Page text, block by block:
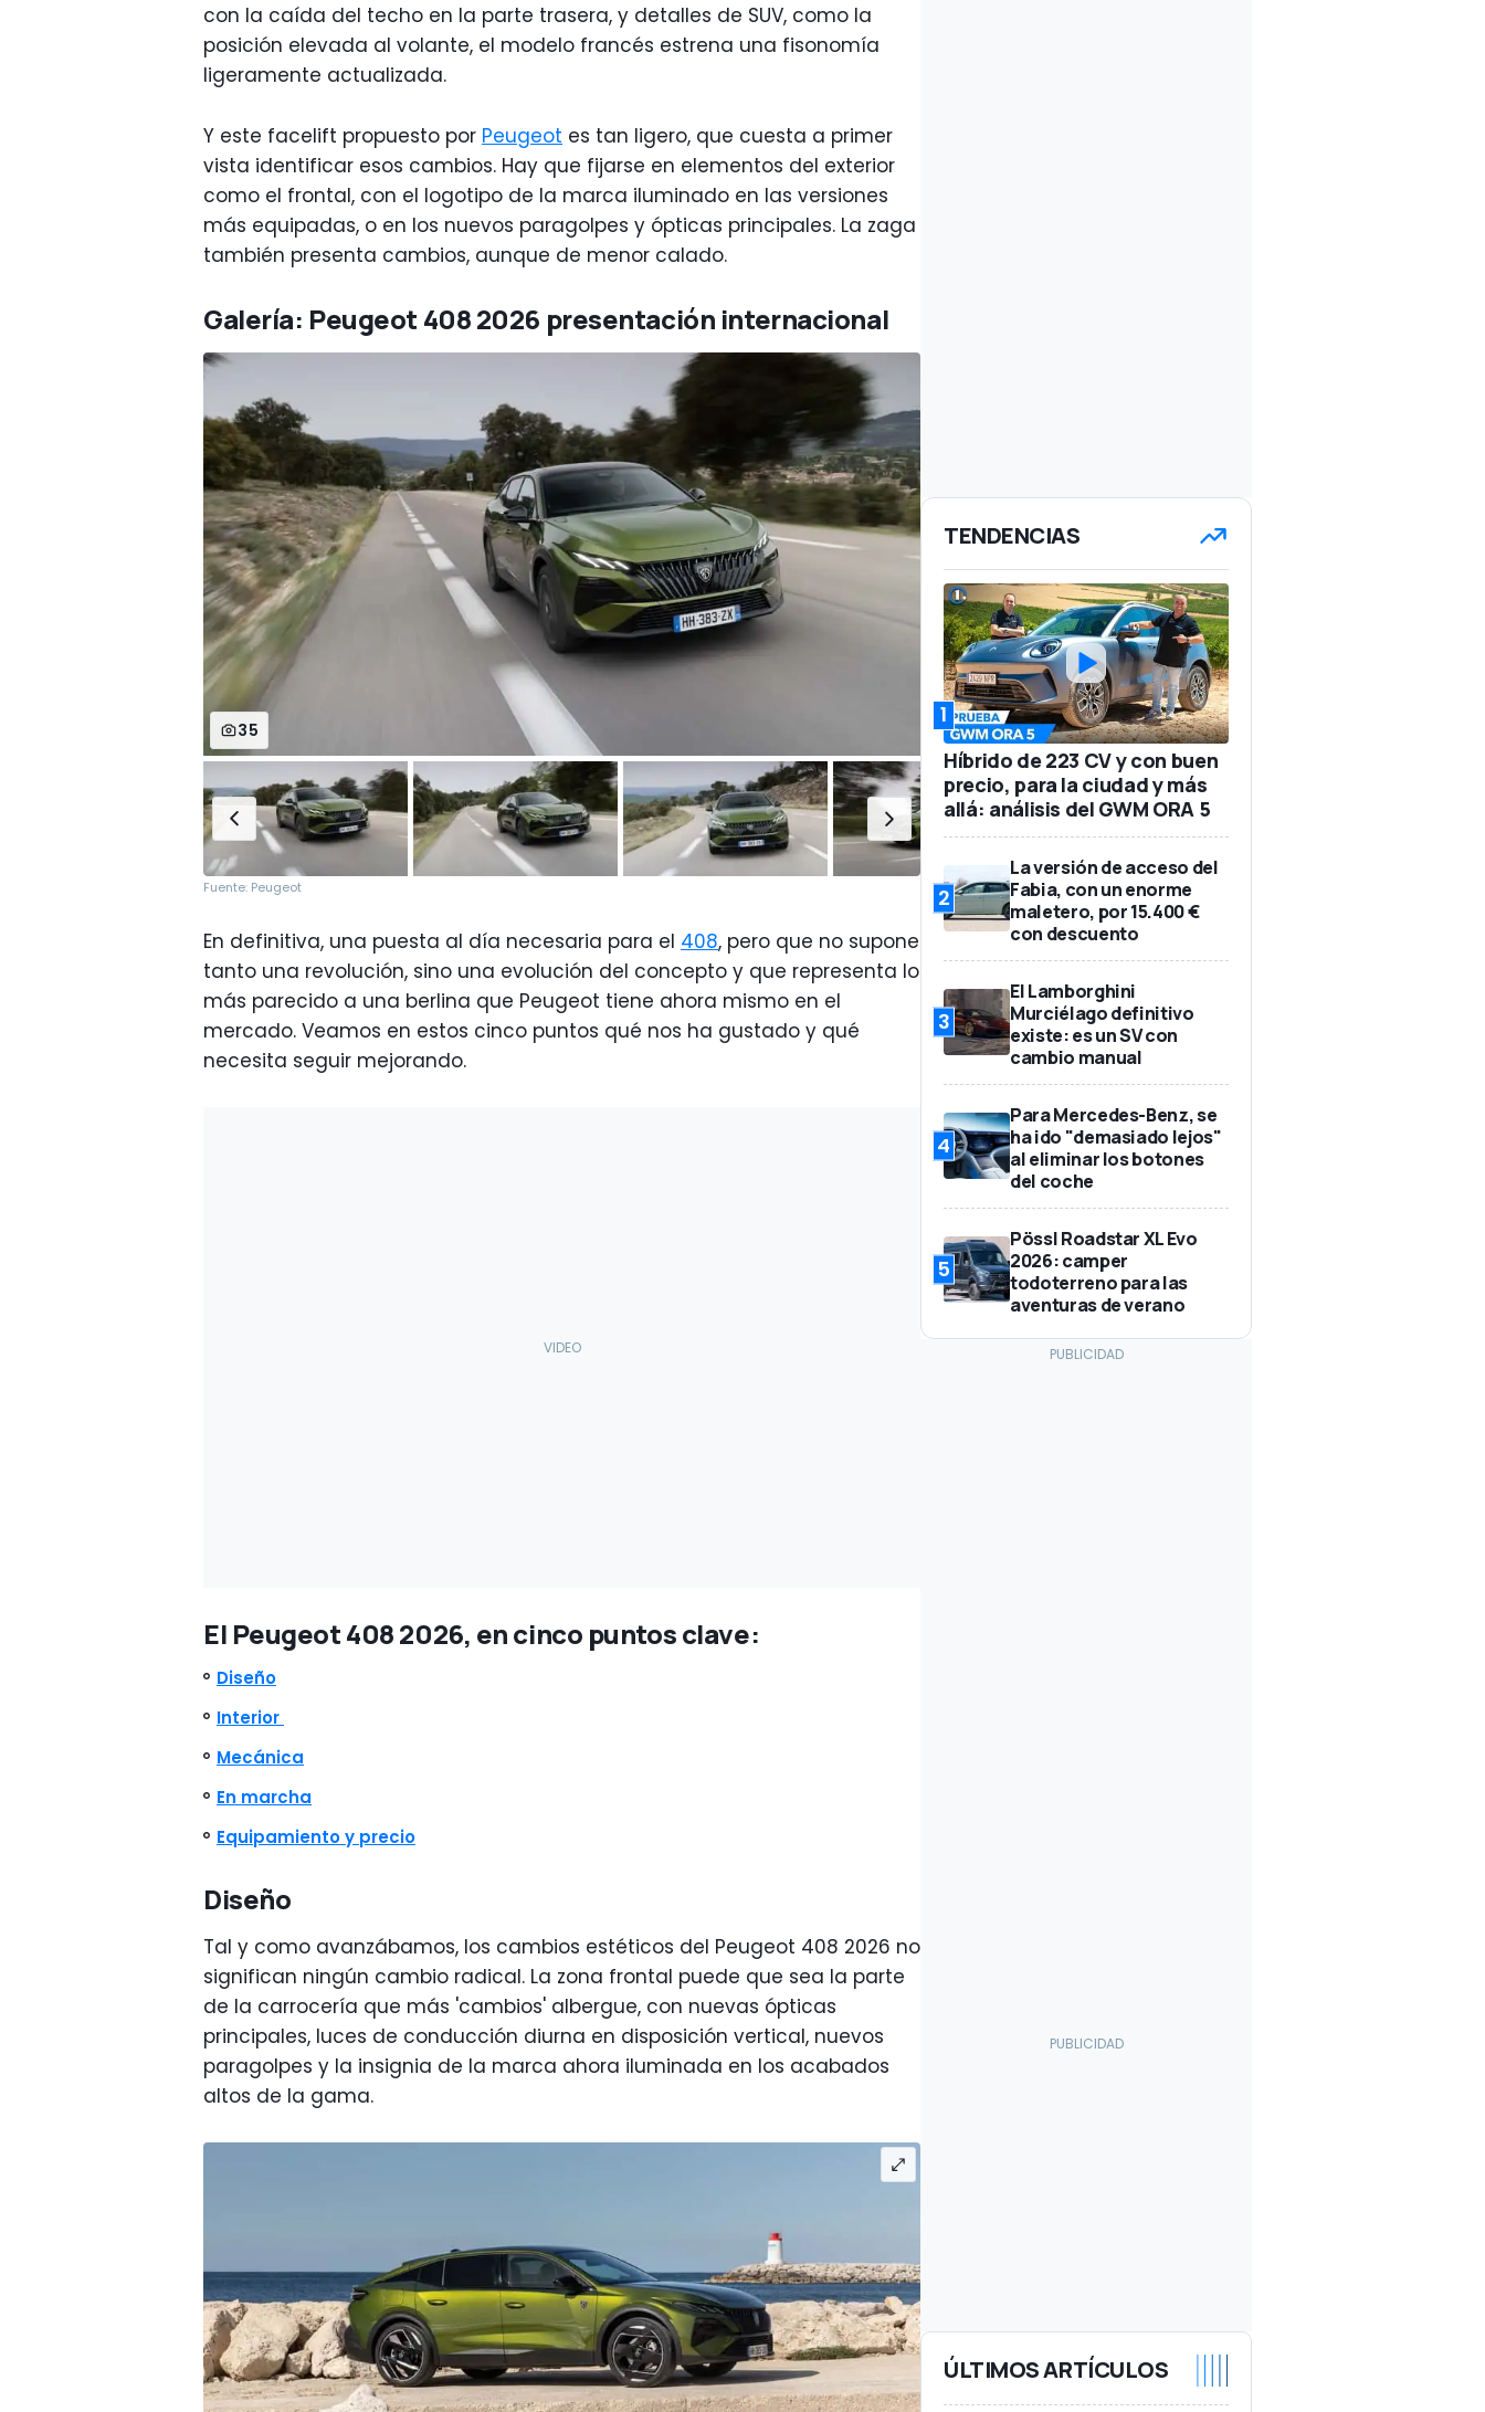
con la caída del techo en la parte trasera, y detalles de SUV, como la
posición elevada al volante, el modelo francés estrena una fisonomía
ligeramente actualizada.
Y este facelift propuesto por Peugeot es tan ligero, que cuesta a primer
vista identificar esos cambios. Hay que fijarse en elementos del exterior
como el frontal, con el logotipo de la marca iluminado en las versiones
más equipadas, o en los nuevos paragolpes y ópticas principales. La zaga
también presenta cambios, aunque de menor calado.
Galería: Peugeot 408 2026 presentación internacional
35
Fuente: Peugeot
En definitiva, una puesta al día necesaria para el 408, pero que no supone
tanto una revolución, sino una evolución del concepto y que representa lo
más parecido a una berlina que Peugeot tiene ahora mismo en el
mercado. Veamos en estos cinco puntos qué nos ha gustado y qué
necesita seguir mejorando.
El Peugeot 408 2026, en cinco puntos clave:
Diseño
Interior
Mecánica
En marcha
Equipamiento y precio
Diseño
Tal y como avanzábamos, los cambios estéticos del Peugeot 408 2026 no
significan ningún cambio radical. La zona frontal puede que sea la parte
de la carrocería que más 'cambios' albergue, con nuevas ópticas
principales, luces de conducción diurna en disposición vertical, nuevos
paragolpes y la insignia de la marca ahora iluminada en los acabados
altos de la gama.
TENDENCIAS
1
Híbrido de 223 CV y con buen
precio, para la ciudad y más
allá: análisis del GWM ORA 5
2
La versión de acceso del
Fabia, con un enorme
maletero, por 15.400 €
con descuento
3
El Lamborghini
Murciélago definitivo
existe: es un SV con
cambio manual
4
Para Mercedes-Benz, se
ha ido "demasiado lejos"
al eliminar los botones
del coche
5
Pössl Roadstar XL Evo
2026: camper
todoterreno para las
aventuras de verano
ÚLTIMOS ARTÍCULOS